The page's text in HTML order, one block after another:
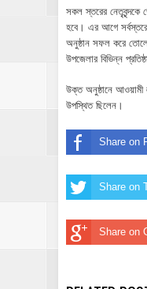
সকল স্তরের নেতৃবৃন্দকে
হবে। এর আগে
অনুষ্ঠান সফল করে
উপজেলার বিভিন্ন
উক্ত অনুষ্ঠানে আওয়ামী
উপস্থিত ছিলেন।
Share on
Share on
Share on